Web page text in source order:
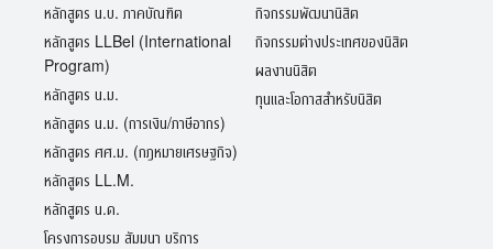
หลักสูตร น.บ. ภาคบัณฑิต
หลักสูตร LLBel (International
Program)
หลักสูตร น.ม.
หลักสูตร น.ม. (การเงิน/ภาษีอากร)
หลักสูตร ศศ.ม. (กฎหมายเศรษฐกิจ)
หลักสูตร LL.M.
หลักสูตร น.ด.
โครงการอบรม สัมมนา บริการ
กิจกรรมพัฒนานิสิต
กิจกรรมต่างประเทศของนิสิต
ผลงานนิสิต
ทุนและโอกาสสำหรับนิสิต